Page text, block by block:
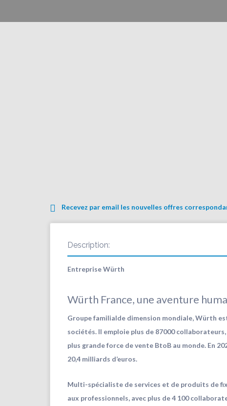
Recevez par email les nouvelles offres
Description:
Entreprise Würth
Würth France, une aventure
Groupe familialde dimension mondiale, Würth
sociétés. Il emploie plus de 87000
plus grande force de vente BtoB au monde. En
20,4 milliards d’euros.
Multi-spécialiste de services et de produits de
aux professionnels, avec plus de 4 100